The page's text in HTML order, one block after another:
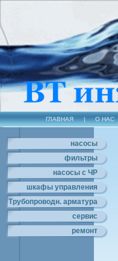
ГЛАВНАЯ | О НАС
насосы
фильтры
насосы с ЧР
шкафы управления
Трубопроводн. арматура
сервис
ремонт